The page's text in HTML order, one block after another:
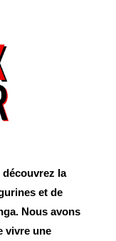
la
et de
Nous avons
vivre une